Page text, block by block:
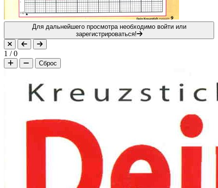
Для дальнейшего просмотра необходимо войти или
зарегистрироваться!
1 /0
Сброс